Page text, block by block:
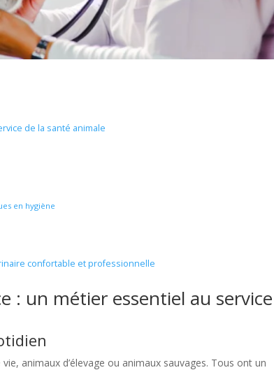
de la santé animale
en hygiène
confortable et professionnelle
: un métier essentiel au service
animaux d’élevage ou animaux sauvages. Tous ont un